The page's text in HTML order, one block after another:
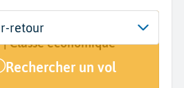
votre voyage
| Classe
Classe économique
Rechercher un vol
retour